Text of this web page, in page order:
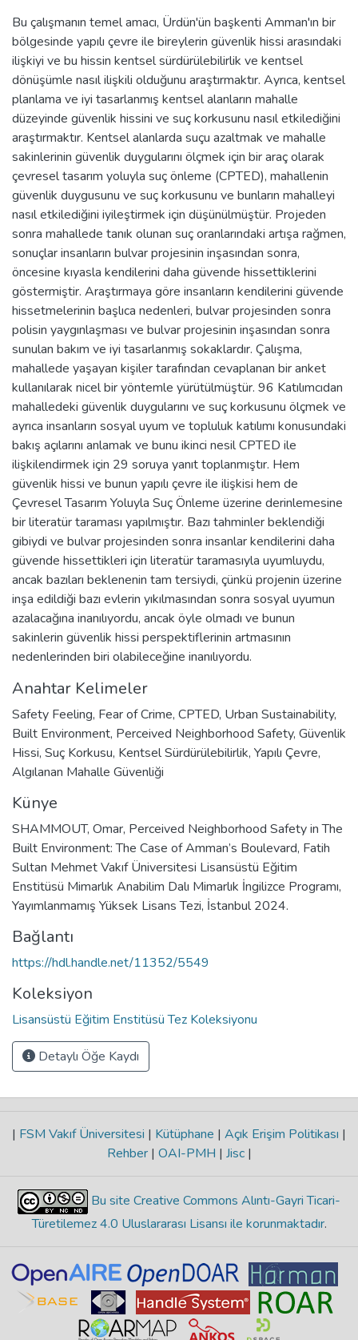
Bu çalışmanın temel amacı, Ürdün'ün başkenti Amman'ın bir
bölgesinde yapılı çevre ile bireylerin güvenlik hissi arasındaki
ilişkiyi ve bu hissin kentsel sürdürülebilirlik ve kentsel
dönüşümle nasıl ilişkili olduğunu araştırmaktır. Ayrıca, kentsel
planlama ve iyi tasarlanmış kentsel alanların mahalle
düzeyinde güvenlik hissini ve suç korkusunu nasıl etkilediğini
araştırmaktır. Kentsel alanlarda suçu azaltmak ve mahalle
sakinlerinin güvenlik duygularını ölçmek için bir araç olarak
çevresel tasarım yoluyla suç önleme (CPTED), mahallenin
güvenlik duygusunu ve suç korkusunu ve bunların mahalleyi
nasıl etkilediğini iyileştirmek için düşünülmüştür. Projeden
sonra mahallede tanık olunan suç oranlarındaki artışa rağmen,
sonuçlar insanların bulvar projesinin inşasından sonra,
öncesine kıyasla kendilerini daha güvende hissettiklerini
göstermiştir. Araştırmaya göre insanların kendilerini güvende
hissetmelerinin başlıca nedenleri, bulvar projesinden sonra
polisin yaygınlaşması ve bulvar projesinin inşasından sonra
sunulan bakım ve iyi tasarlanmış sokaklardır. Çalışma,
mahallede yaşayan kişiler tarafından cevaplanan bir anket
kullanılarak nicel bir yöntemle yürütülmüştür. 96 Katılımcıdan
mahalledeki güvenlik duygularını ve suç korkusunu ölçmek ve
ayrıca insanların sosyal uyum ve topluluk katılımı konusundaki
bakış açılarını anlamak ve bunu ikinci nesil CPTED ile
ilişkilendirmek için 29 soruya yanıt toplanmıştır. Hem
güvenlik hissi ve bunun yapılı çevre ile ilişkisi hem de
Çevresel Tasarım Yoluyla Suç Önleme üzerine derinlemesine
bir literatür taraması yapılmıştır. Bazı tahminler beklendiği
gibiydi ve bulvar projesinden sonra insanlar kendilerini daha
güvende hissettikleri için literatür taramasıyla uyumluydu,
ancak bazıları beklenenin tam tersiydi, çünkü projenin üzerine
inşa edildiği bazı evlerin yıkılmasından sonra sosyal uyumun
azalacağına inanılıyordu, ancak öyle olmadı ve bunun
sakinlerin güvenlik hissi perspektiflerinin artmasının
nedenlerinden biri olabileceğine inanılıyordu.
Anahtar Kelimeler
Safety Feeling, Fear of Crime, CPTED, Urban Sustainability,
Built Environment, Perceived Neighborhood Safety, Güvenlik
Hissi, Suç Korkusu, Kentsel Sürdürülebilirlik, Yapılı Çevre,
Algılanan Mahalle Güvenliği
Künye
SHAMMOUT, Omar, Perceived Neighborhood Safety in The
Built Environment: The Case of Amman’s Boulevard, Fatih
Sultan Mehmet Vakıf Üniversitesi Lisansüstü Eğitim
Enstitüsü Mimarlık Anabilim Dalı Mimarlık İngilizce Programı,
Yayımlanmamış Yüksek Lisans Tezi, İstanbul 2024.
Bağlantı
https://hdl.handle.net/11352/5549
Koleksiyon
Lisansüstü Eğitim Enstitüsü Tez Koleksiyonu
Detaylı Öğe Kaydı
| FSM Vakıf Üniversitesi | Kütüphane | Açık Erişim Politikası |
Rehber | OAI-PMH | Jisc |
Bu site Creative Commons Alıntı-Gayri Ticari-
Türetilemez 4.0 Uluslararası Lisansı ile korunmaktadır.